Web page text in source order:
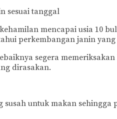
sesuai tanggal
mencapai usia 10
perkembangan janin
segera
dirasakan.
untuk makan